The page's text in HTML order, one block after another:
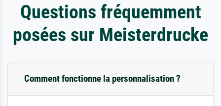
Questions fréquemment
posées sur Meisterdrucke
Comment fonctionne la personnalisation ?